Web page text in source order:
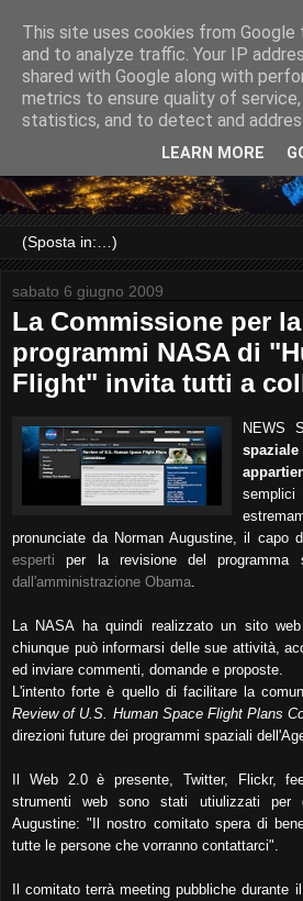
sabato 6 giugno 2009
La Commissione per
programmi NASA di
Flight" invita tutti a
NEWS
pronunciate da Norman Augustine, il capo
esperti
per la revisione del programma
dall'amministrazione Obama
La NASA ha quindi realizzato un sito
chiunque può informarsi delle sue attività,
ed inviare commenti, domande e proposte.
L'intento forte è quello di facilitare la
Review of U.S. Human Space Flight Plans
direzioni future dei programmi spaziali
Il Web 2.0 è presente, Twitter, Flickr,
strumenti web sono stati utiulizzati per
Augustine: "Il nostro comitato spera di
tutte le persone che vorranno contattarci".
Il comitato terrà meeting pubbliche
This site uses cookies from
and to analyze traffic. Your IP
shared with Google along with
metrics to ensure quality of
statistics, and to detect and
LEARN MORE